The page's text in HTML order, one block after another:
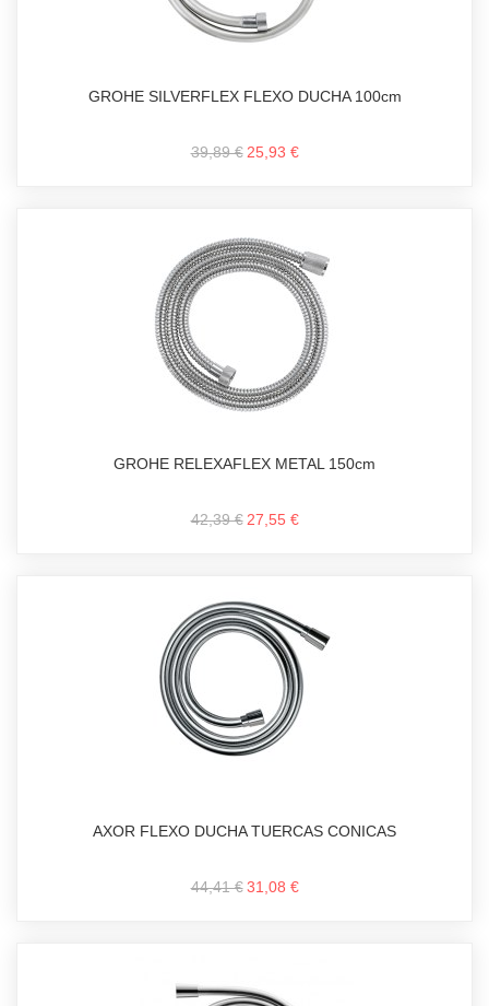
GROHE SILVERFLEX FLEXO DUCHA 100cm
39,89 € 25,93 €
GROHE RELEXAFLEX METAL 150cm
42,39 € 27,55 €
AXOR FLEXO DUCHA TUERCAS CONICAS
44,41 € 31,08 €